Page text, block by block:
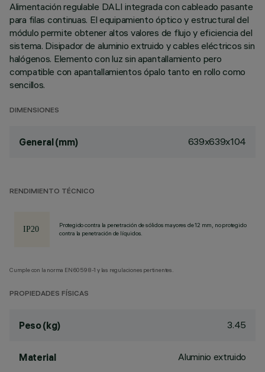
Alimentación regulable DALI integrada con cableado pasante
para filas continuas. El equipamiento óptico y estructural del
módulo permite obtener altos valores de flujo y eficiencia del
sistema. Disipador de aluminio extruido y cables eléctricos sin
halógenos. Elemento con luz sin apantallamiento pero
compatible con apantallamientos ópalo tanto en rollo como
sencillos.
DIMENSIONES
General (mm) 639x639x104
RENDIMIENTO TÉCNICO
Protegido contra la penetración de sólidos mayores de 12 mm, no protegido
contra la penetración de líquidos.
Cumple con la norma EN60598-1 y las regulaciones pertinentes.
PROPIEDADES FÍSICAS
Peso (kg) 3.45
Material Aluminio extruido